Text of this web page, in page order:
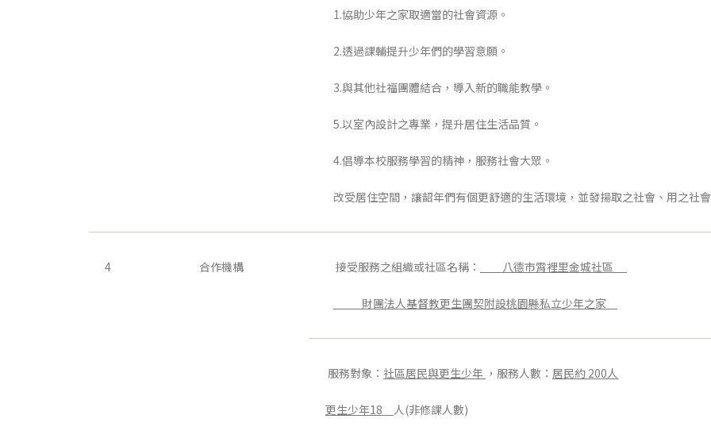
1.協助少年之家取適當的社會資源。
2.透過課輔提升少年們的學習意願。
3.與其他社福團體結合，導入新的職能教學。
5.以室內設計之專業，提升居住生活品質。
4.倡導本校服務學習的精神，服務社會大眾。
改受居住空間，讓韶年們有個更舒適的生活環境，並發揚取之社會、用之社
4 合作機構 接受服務之組織或社區名稱： 八德市霄裡里金城社區
財團法人基督教更生團契附設桃園縣私立少年之家
服務對象： 社區居民與更生少年 ，服務人數： 居民約 200人
更生少年18 人(非修課人數)